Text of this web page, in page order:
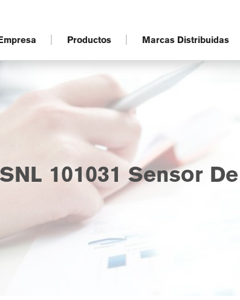
Productos Marcas Distribuidas
101031 Sensor